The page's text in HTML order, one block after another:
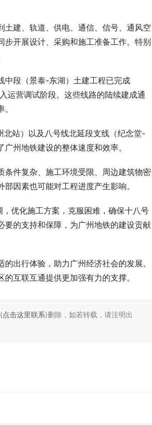
建、轨道、供电、通信、信号、通风空
开展设计、采购和施工准备工作。特别
中段（景泰-东湖）土建工程已完成
运营调试阶段。这些线路的陆续建成通
站）以及八号线北延段支线（纪念堂-
州地铁建设的整体速度和效率。
件复杂、施工环境受限、周边建筑物密
因素也可能对工程进度产生影响。
优化施工方案，克服困难，确保十八号
的支持和保障，为广州地铁的建设贡献
出行体验，助力广州经济社会的发展。
互联互通提供更加强有力的支撑。
点击这里联系)删除，如若转载，请注明出